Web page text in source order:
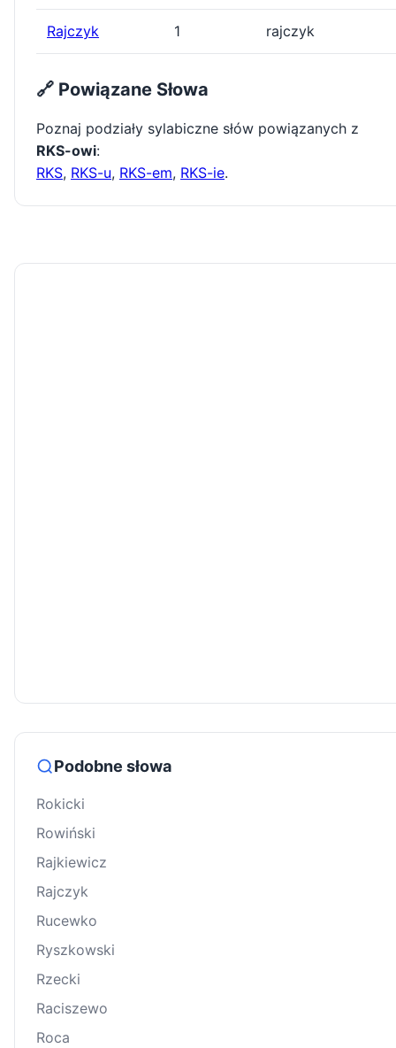
Rajczyk 1 rajczyk
🔗 Powiązane Słowa
Poznaj podziały sylabiczne słów powiązanych z
RKS-owi:
RKS, RKS-u, RKS-em, RKS-ie.
Podobne słowa
Rokicki
Rowiński
Rajkiewicz
Rajczyk
Rucewko
Ryszkowski
Rzecki
Raciszewo
Roca